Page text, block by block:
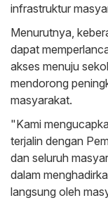
infrastruktur
Menurutnya,
dapat
akses menuju
mendorong
masyarakat.
"Kami
terjalin dengan
dan seluruh
dalam
langsung oleh